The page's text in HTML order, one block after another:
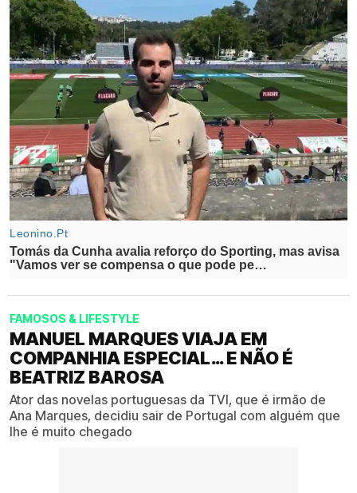
FAMOSOS & LIFESTYLE
MANUEL MARQUES VIAJA EM
COMPANHIA ESPECIAL… E NÃO É
BEATRIZ BAROSA
Ator das novelas portuguesas da TVI, que é irmão de
Ana Marques, decidiu sair de Portugal com alguém que
lhe é muito chegado